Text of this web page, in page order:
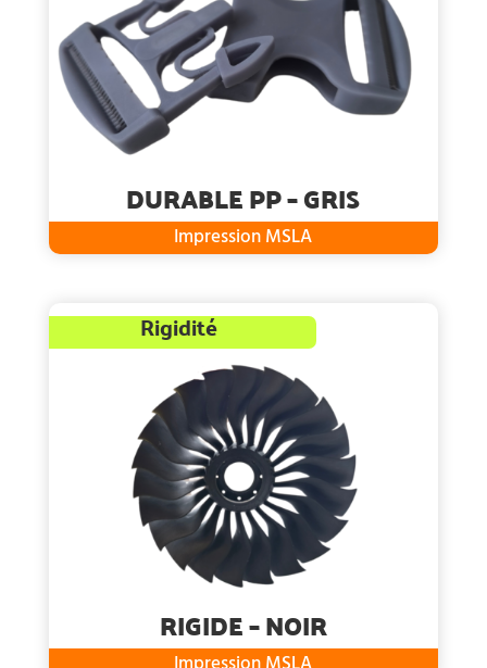
DURABLE PP – GRIS
Impression MSLA
Rigidité
RIGIDE – NOIR